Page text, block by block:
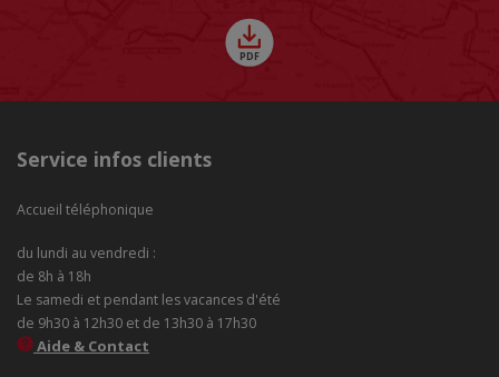
Service infos clients
Accueil téléphonique
du lundi au vendredi :
de 8h à 18h
Le samedi et pendant les vacances d'été
de 9h30 à 12h30 et de 13h30 à 17h30
Aide & Contact